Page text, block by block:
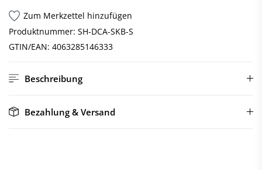
Zum Merkzettel hinzufügen
Produktnummer: SH-DCA-SKB-S
GTIN/EAN: 4063285146333
Beschreibung
Bezahlung & Versand